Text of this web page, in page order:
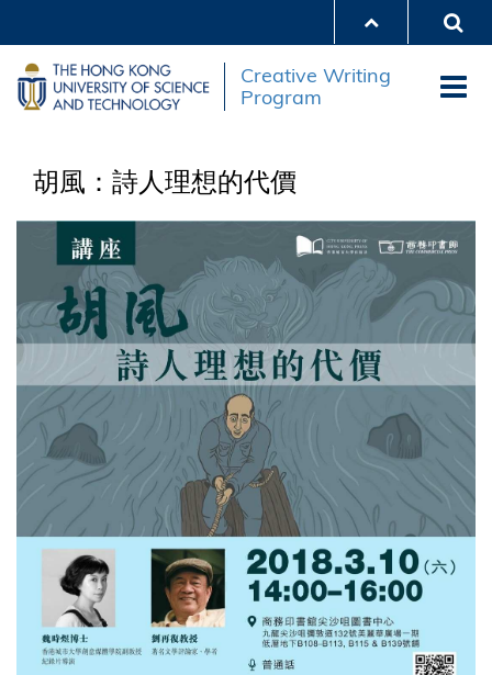
content
Creative Writing
Program
胡風：詩人理想的代價